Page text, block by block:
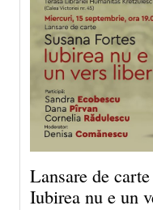
Lansare de
Iubirea nu e un